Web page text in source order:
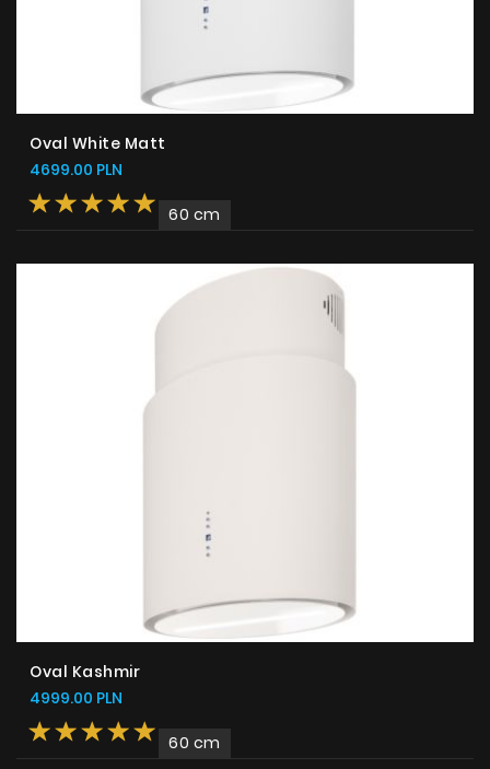
Oval White Matt
4699.00 PLN
60 cm
Oval Kashmir
4999.00 PLN
60 cm